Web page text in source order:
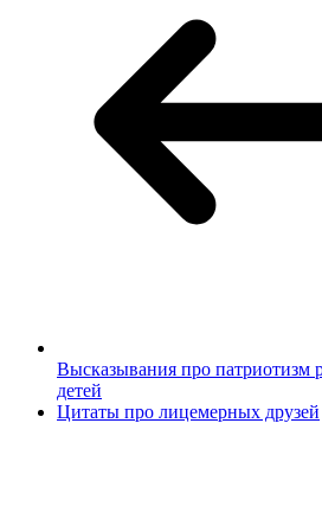
Высказывания про патриотизм
детей
Цитаты про лицемерных друзей